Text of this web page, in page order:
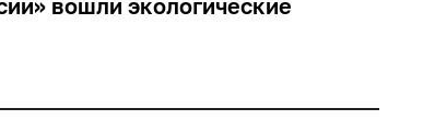
вошли экологические